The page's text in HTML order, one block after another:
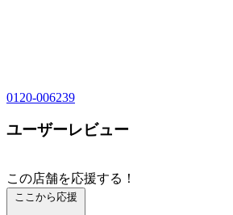
0120-006239
ユーザーレビュー
この店舗を応援する！
ここから応援